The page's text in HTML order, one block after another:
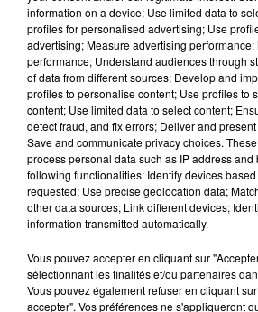
dernier, de très nombreux radars
été dégradés ou rendus
Alors qu'Emmanuel Macron avait
Maires de France que des
limitation de vitesse étaient
particularités locales, Edouard
explique ce matin que le sujet est
du Grand Débat National, "mais il
le niveau d'ambition" a-t-il précisé.
Téléchargez gratuitement
sur
et
information on a device; Use limited data to
profiles for personalised advertising; Use
advertising; Measure advertising
performance; Understand audiences through
of data from different sources; Develop and
profiles to personalise content; Use profiles to
content; Use limited data to select content;
detect fraud, and fix errors; Deliver and
Save and communicate privacy choices.
process personal data such as IP address and
following functionalities: Identify devices
requested; Use precise geolocation data;
other data sources; Link different devices;
information transmitted automatically.
Vous pouvez accepter en cliquant sur
sélectionnant les finalités et/ou partenaires
Vous pouvez également refuser en cliquant
accepter". Vos préférences ne s'appliqueront